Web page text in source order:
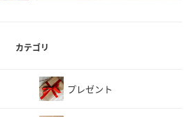
カテゴリ
プレゼント